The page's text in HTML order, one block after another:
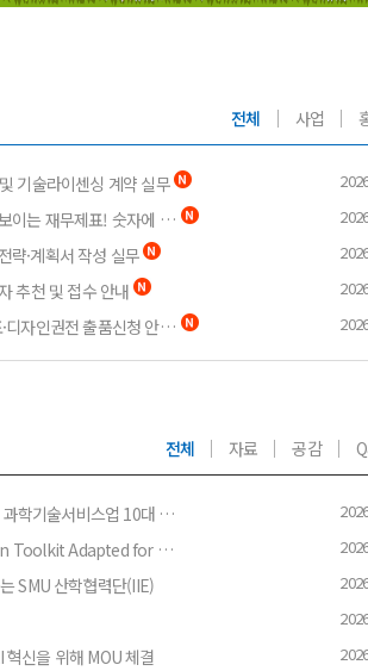
전체 사업
기술라이센싱 계약 실무
[교육안내] 1-Day Class_기업의 흐름이 보이는 재무제표! 숫자에 숨겨진 기업가치
략·계획서 작성 실무
추천 및 접수 안내
[지식재산처/한국발명진흥회] 2026 상표·디자인권전 출품신청 안내 (~8. 27.)
전체 자료 공감
[자료 공유] 中 6.8조위안 기술거래 시대, 과학기술서비스업 10대 분야 표준 정비
[자료공유] Equity, Diversity & Inclusion Toolkit Adapted for Europe: Guidance &
SMU 산학협력단(IIE)
신을 위해 MOU 체결